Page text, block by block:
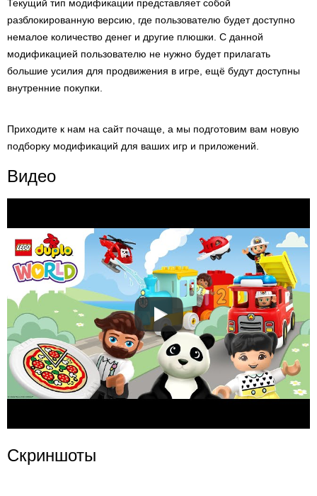
Текущий тип модификации представляет собой
разблокированную версию, где пользователю будет доступно
немалое количество денег и другие плюшки. С данной
модификацией пользователю не нужно будет прилагать
большие усилия для продвижения в игре, ещё будут доступны
внутренние покупки.
Приходите к нам на сайт почаще, а мы подготовим вам новую
подборку модификаций для ваших игр и приложений.
Видео
Скриншоты